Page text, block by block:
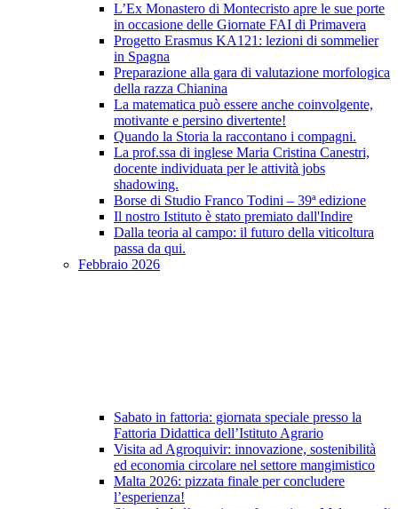
L’Ex Monastero di Montecristo apre le sue porte
in occasione delle Giornate FAI di Primavera
Progetto Erasmus KA121: lezioni di sommelier
in Spagna
Preparazione alla gara di valutazione morfologica
della razza Chianina
La matematica può essere anche coinvolgente,
motivante e persino divertente!
Quando la Storia la raccontano i compagni.
La prof.ssa di inglese Maria Cristina Canestri,
docente individuata per le attività jobs
shadowing.
Borse di Studio Franco Todini – 39ª edizione
Il nostro Istituto è stato premiato dall'Indire
Dalla teoria al campo: il futuro della viticoltura
passa da qui.
Febbraio 2026
Sabato in fattoria: giornata speciale presso la
Fattoria Didattica dell’Istituto Agrario
Visita ad Agroquivir: innovazione, sostenibilità
ed economia circolare nel settore mangimistico
Malta 2026: pizzata finale per concludere
l’esperienza!